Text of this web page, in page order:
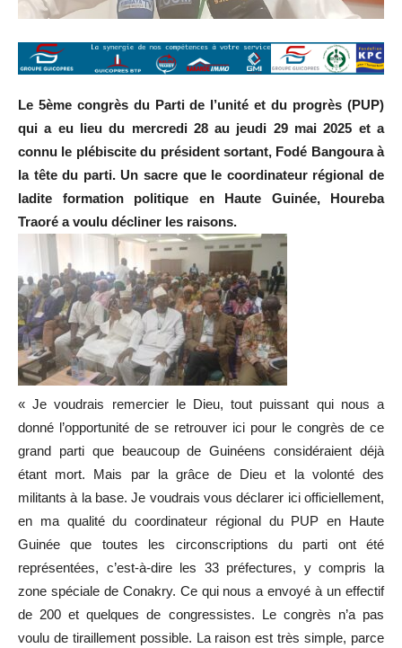
Le 5ème congrès du Parti de l’unité et du progrès (PUP)
qui a eu lieu du mercredi 28 au jeudi 29 mai 2025 et a
connu le plébiscite du président sortant, Fodé Bangoura à
la tête du parti. Un sacre que le coordinateur régional de
ladite formation politique en Haute Guinée, Houreba
Traoré a voulu décliner les raisons.
« Je voudrais remercier le Dieu, tout puissant qui nous a
donné l’opportunité de se retrouver ici pour le congrès de ce
grand parti que beaucoup de Guinéens considéraient déjà
étant mort. Mais par la grâce de Dieu et la volonté des
militants à la base. Je voudrais vous déclarer ici officiellement,
en ma qualité du coordinateur régional du PUP en Haute
Guinée que toutes les circonscriptions du parti ont été
représentées, c’est-à-dire les 33 préfectures, y compris la
zone spéciale de Conakry. Ce qui nous a envoyé à un effectif
de 200 et quelques de congressistes. Le congrès n’a pas
voulu de tiraillement possible. La raison est très simple, parce